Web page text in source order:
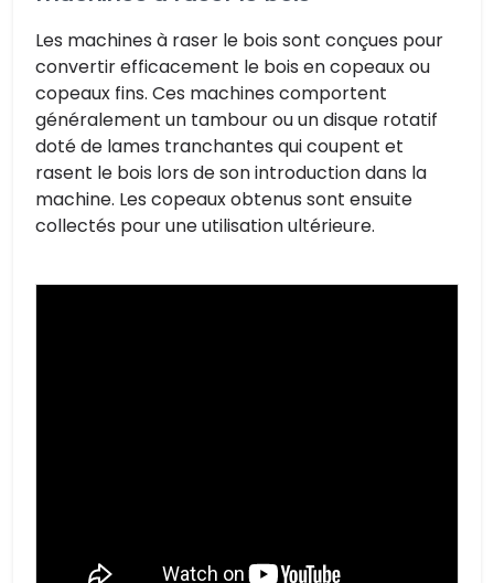
Les machines à raser le bois sont conçues pour
convertir efficacement le bois en copeaux ou
copeaux fins. Ces machines comportent
généralement un tambour ou un disque rotatif
doté de lames tranchantes qui coupent et
rasent le bois lors de son introduction dans la
machine. Les copeaux obtenus sont ensuite
collectés pour une utilisation ultérieure.